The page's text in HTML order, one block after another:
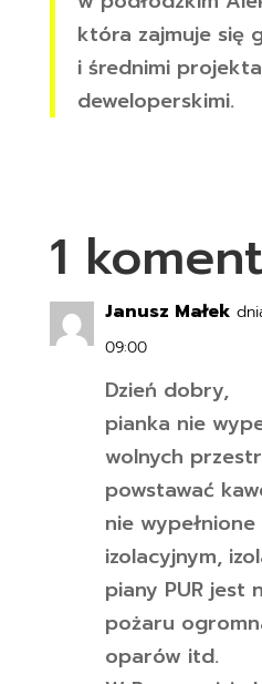
która zajmuje się
i średnimi
deweloperskimi.
1
Janusz Małek
09:00
Dzień dobry,
pianka nie
wolnych
powstawać
nie
izolacyjnym,
piany PUR jest
pożaru
oparów itd.